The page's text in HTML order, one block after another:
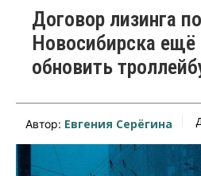
Договор лизинга
Новосибирска
обновить
Автор: Евгения Серёгина